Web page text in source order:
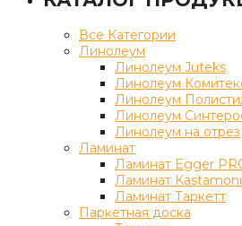
Все Категории
Линолеум
Линолеум Juteks
Линолеум
Линолеум
Линолеум
Линолеум на отрез
Ламинат
Ламинат Egger
Ламинат
Ламинат Таркетт
Паркетная доска